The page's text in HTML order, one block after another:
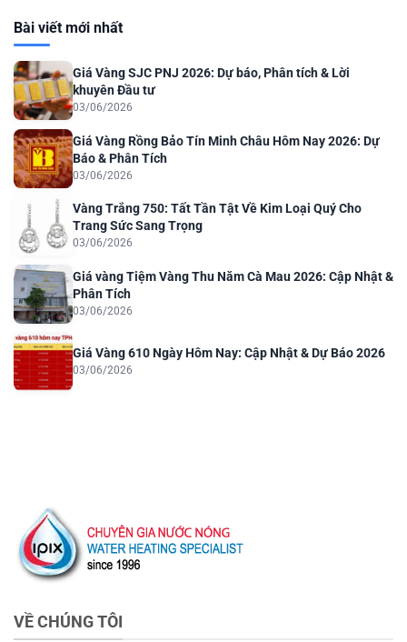
Bài viết mới nhất
Giá Vàng SJC PNJ 2026: Dự báo, Phân tích & Lời
khuyên Đầu tư
03/06/2026
Giá Vàng Rồng Bảo Tín Minh Châu Hôm Nay 2026: Dự
Báo & Phân Tích
03/06/2026
Vàng Trắng 750: Tất Tần Tật Về Kim Loại Quý Cho
Trang Sức Sang Trọng
03/06/2026
Giá vàng Tiệm Vàng Thu Năm Cà Mau 2026: Cập Nhật &
Phân Tích
03/06/2026
Giá Vàng 610 Ngày Hôm Nay: Cập Nhật & Dự Báo 2026
03/06/2026
VỀ CHÚNG TÔI